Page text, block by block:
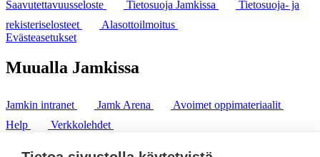
Saavutettavuusseloste Tietosuoja Jamkissa
Tietosuoja- ja
rekisteriselosteet
Alasottoilmoitus
Evästeasetukset
Muualla Jamkissa
Jamkin intranet Jamk Arena
Avoimet oppimateriaalit
Help
Verkkolehdet
puh. +358 20 743 8100